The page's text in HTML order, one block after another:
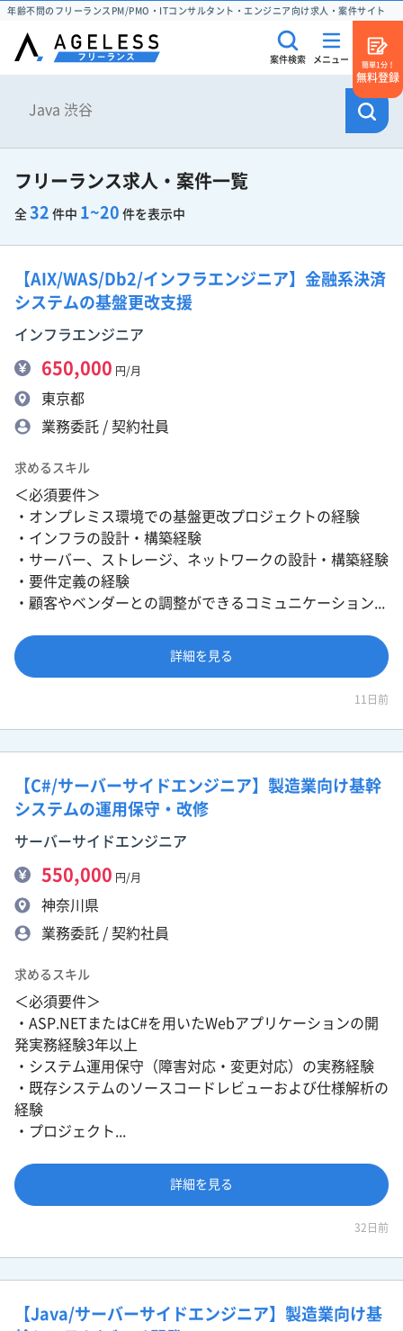
年齢不問のフリーランスPM/PMO・ITコンサルタント・エンジニア向け求人・案件サイト
案件検索 メニュー
簡単1分！
無料登録
フリーランス求人・案件一覧
全 32 件中 1~20 件を表示中
【AIX/WAS/Db2/インフラエンジニア】金融系決済
システムの基盤更改支援
インフラエンジニア
650,000 円/月
東京都
業務委託 / 契約社員
求めるスキル
＜必須要件＞
・オンプレミス環境での基盤更改プロジェクトの経験
・インフラの設計・構築経験
・サーバー、ストレージ、ネットワークの設計・構築経験
・要件定義の経験
・顧客やベンダーとの調整ができるコミュニケーション...
詳細を見る
11日前
【C#/サーバーサイドエンジニア】製造業向け基幹
システムの運用保守・改修
サーバーサイドエンジニア
550,000 円/月
神奈川県
業務委託 / 契約社員
求めるスキル
＜必須要件＞
・ASP.NETまたはC#を用いたWebアプリケーションの開
発実務経験3年以上
・システム運用保守（障害対応・変更対応）の実務経験
・既存システムのソースコードレビューおよび仕様解析の
経験
・プロジェクト...
詳細を見る
32日前
【Java/サーバーサイドエンジニア】製造業向け基